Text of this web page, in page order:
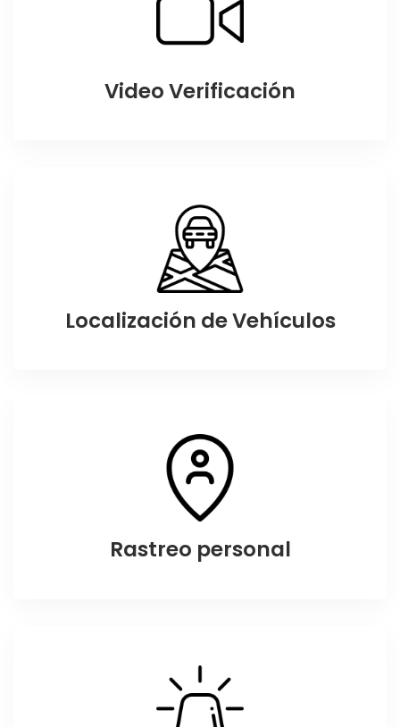
Video Verificación
Localización de Vehículos
Rastreo personal